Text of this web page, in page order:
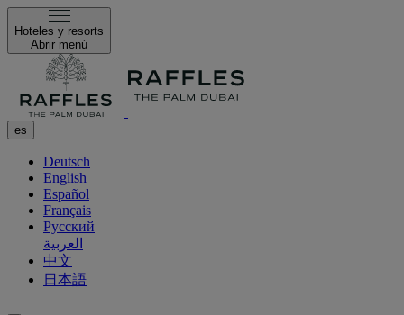
Hoteles y resorts
Abrir menú
es
Deutsch
English
Español
Français
Русский
العربية
中文
日本語